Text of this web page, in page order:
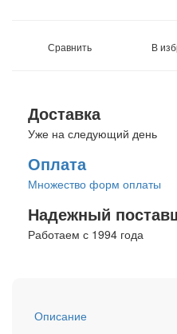
Сравнить В
Доставка
Уже на следующий день
Оплата
Множество форм оплаты
Надежный
Работаем с 1994 года
Описание